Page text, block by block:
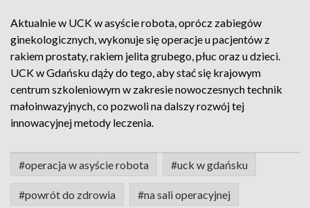
Aktualnie w UCK w asyście robota, oprócz zabiegów
ginekologicznych, wykonuje się operacje u pacjentów z
rakiem prostaty, rakiem jelita grubego, płuc oraz u dzieci.
UCK w Gdańsku dąży do tego, aby stać się krajowym
centrum szkoleniowym w zakresie nowoczesnych technik
małoinwazyjnych, co pozwoli na dalszy rozwój tej
innowacyjnej metody leczenia.
#operacja w asyście robota #uck w gdańsku
#powrót do zdrowia #na sali operacyjnej